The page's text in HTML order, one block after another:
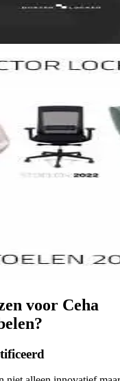
voor Ceha